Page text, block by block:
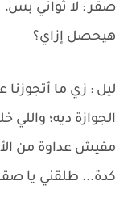
صقر : لا ثواني بس،
هيحصل إزاي؟
ليل : زي ما
الجوازة ديه؛
مفيش عداوة من
كدة... طلقني يا